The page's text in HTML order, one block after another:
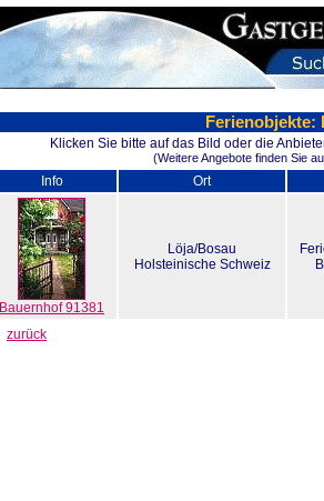
Ferienobjekte:
Klicken Sie bitte auf das Bild oder die
(Weitere Angebote finden Sie
Info Ort
Bauernhof 91381
Löja/Bosau
Holsteinische Schweiz
zurück